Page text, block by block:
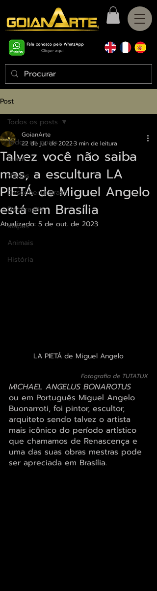
Post
Todos os posts
Brasil
Navios
Descoberta Brasil
Decoração
Mapas
Animais
História
Todos os posts
Talvez você não saiba
mas, a escultura LA
PIETÁ de Miguel Angelo
está em Brasília
GoianArte
22 de jul. de 20223 min de leitura
Atualizado: 5 de out. de 2023
LA PIETÁ de Miguel Angelo
Fotografia de TUTATUX
MICHAEL ANGELUS BONAROTUS
ou em Português Miguel Angelo
Buonarroti, foi pintor, escultor,
arquiteto sendo talvez o artista
mais icônico do período artístico
que chamamos de Renascença e
uma das suas obras mestras pode
ser apreciada em Brasília.